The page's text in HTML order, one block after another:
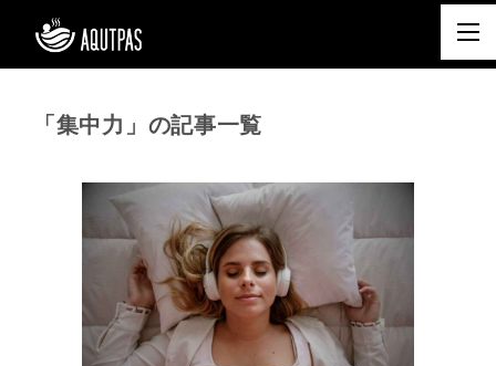
「集中力」の記事一覧